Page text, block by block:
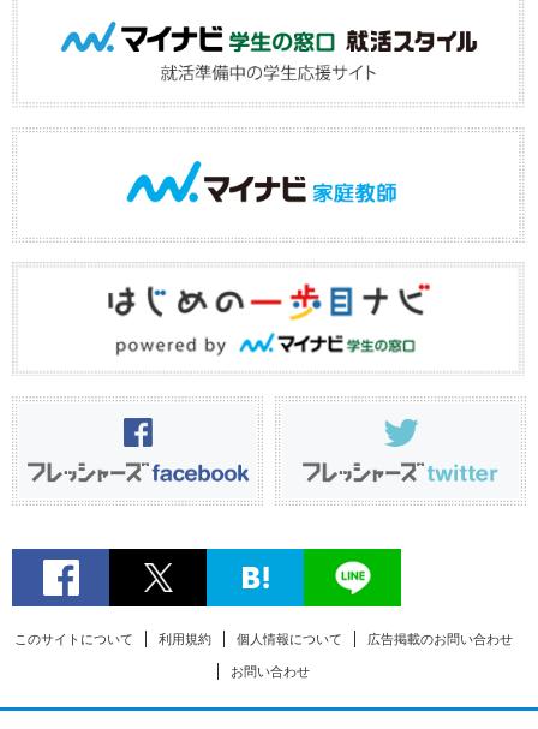
このサイトについて 利用規約 個人情報について 広告掲載のお問い合わせ
お問い合わせ